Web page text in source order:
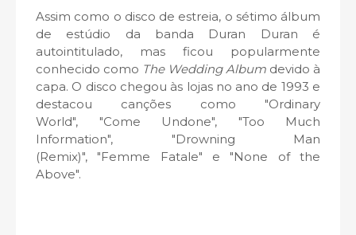
Assim como o disco de estreia, o sétimo álbum
de estúdio da banda Duran Duran é
autointitulado, mas ficou popularmente
conhecido como The Wedding Album devido à
capa. O disco chegou às lojas no ano de 1993 e
destacou canções como "Ordinary
World", "Come Undone", "Too Much
Information", "Drowning Man
(Remix)", "Femme Fatale" e "None of the
Above".